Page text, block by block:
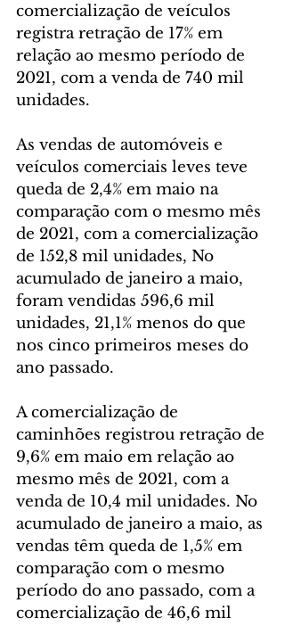
comercialização de veículos
registra retração de 17% em
relação ao mesmo período de
2021, com a venda de 740 mil
unidades.
As vendas de automóveis e
veículos comerciais leves teve
queda de 2,4% em maio na
comparação com o mesmo mês
de 2021, com a comercialização
de 152,8 mil unidades, No
acumulado de janeiro a maio,
foram vendidas 596,6 mil
unidades, 21,1% menos do que
nos cinco primeiros meses do
ano passado.
A comercialização de
caminhões registrou retração de
9,6% em maio em relação ao
mesmo mês de 2021, com a
venda de 10,4 mil unidades. No
acumulado de janeiro a maio, as
vendas têm queda de 1,5% em
comparação com o mesmo
período do ano passado, com a
comercialização de 46,6 mil